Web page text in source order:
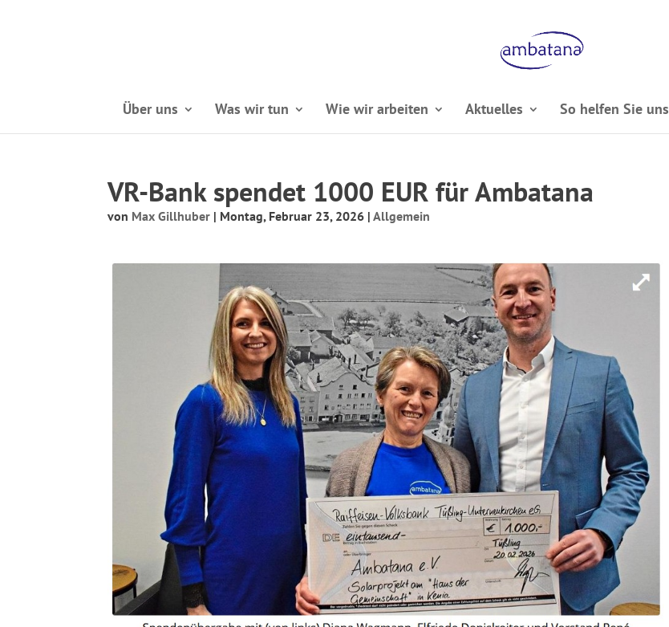
Über uns Was wir tun Wie wir arbeiten Aktuelles So helfen Sie uns
VR-Bank spendet 1000 EUR für Ambatana
von Max Gillhuber | Montag, Februar 23, 2026 |Allgemein